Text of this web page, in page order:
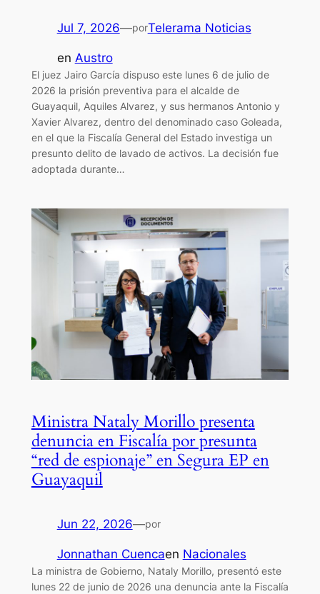
Jul 7, 2026—porTelerama Noticias
en Austro
El juez Jairo García dispuso este lunes 6 de julio de
2026 la prisión preventiva para el alcalde de
Guayaquil, Aquiles Alvarez, y sus hermanos Antonio y
Xavier Alvarez, dentro del denominado caso Goleada,
en el que la Fiscalía General del Estado investiga un
presunto delito de lavado de activos. La decisión fue
adoptada durante…
Ministra Nataly Morillo presenta
denuncia en Fiscalía por presunta
“red de espionaje” en Segura EP en
Guayaquil
Jun 22, 2026—por
Jonnathan Cuencaen Nacionales
La ministra de Gobierno, Nataly Morillo, presentó este
lunes 22 de junio de 2026 una denuncia ante la Fiscalía